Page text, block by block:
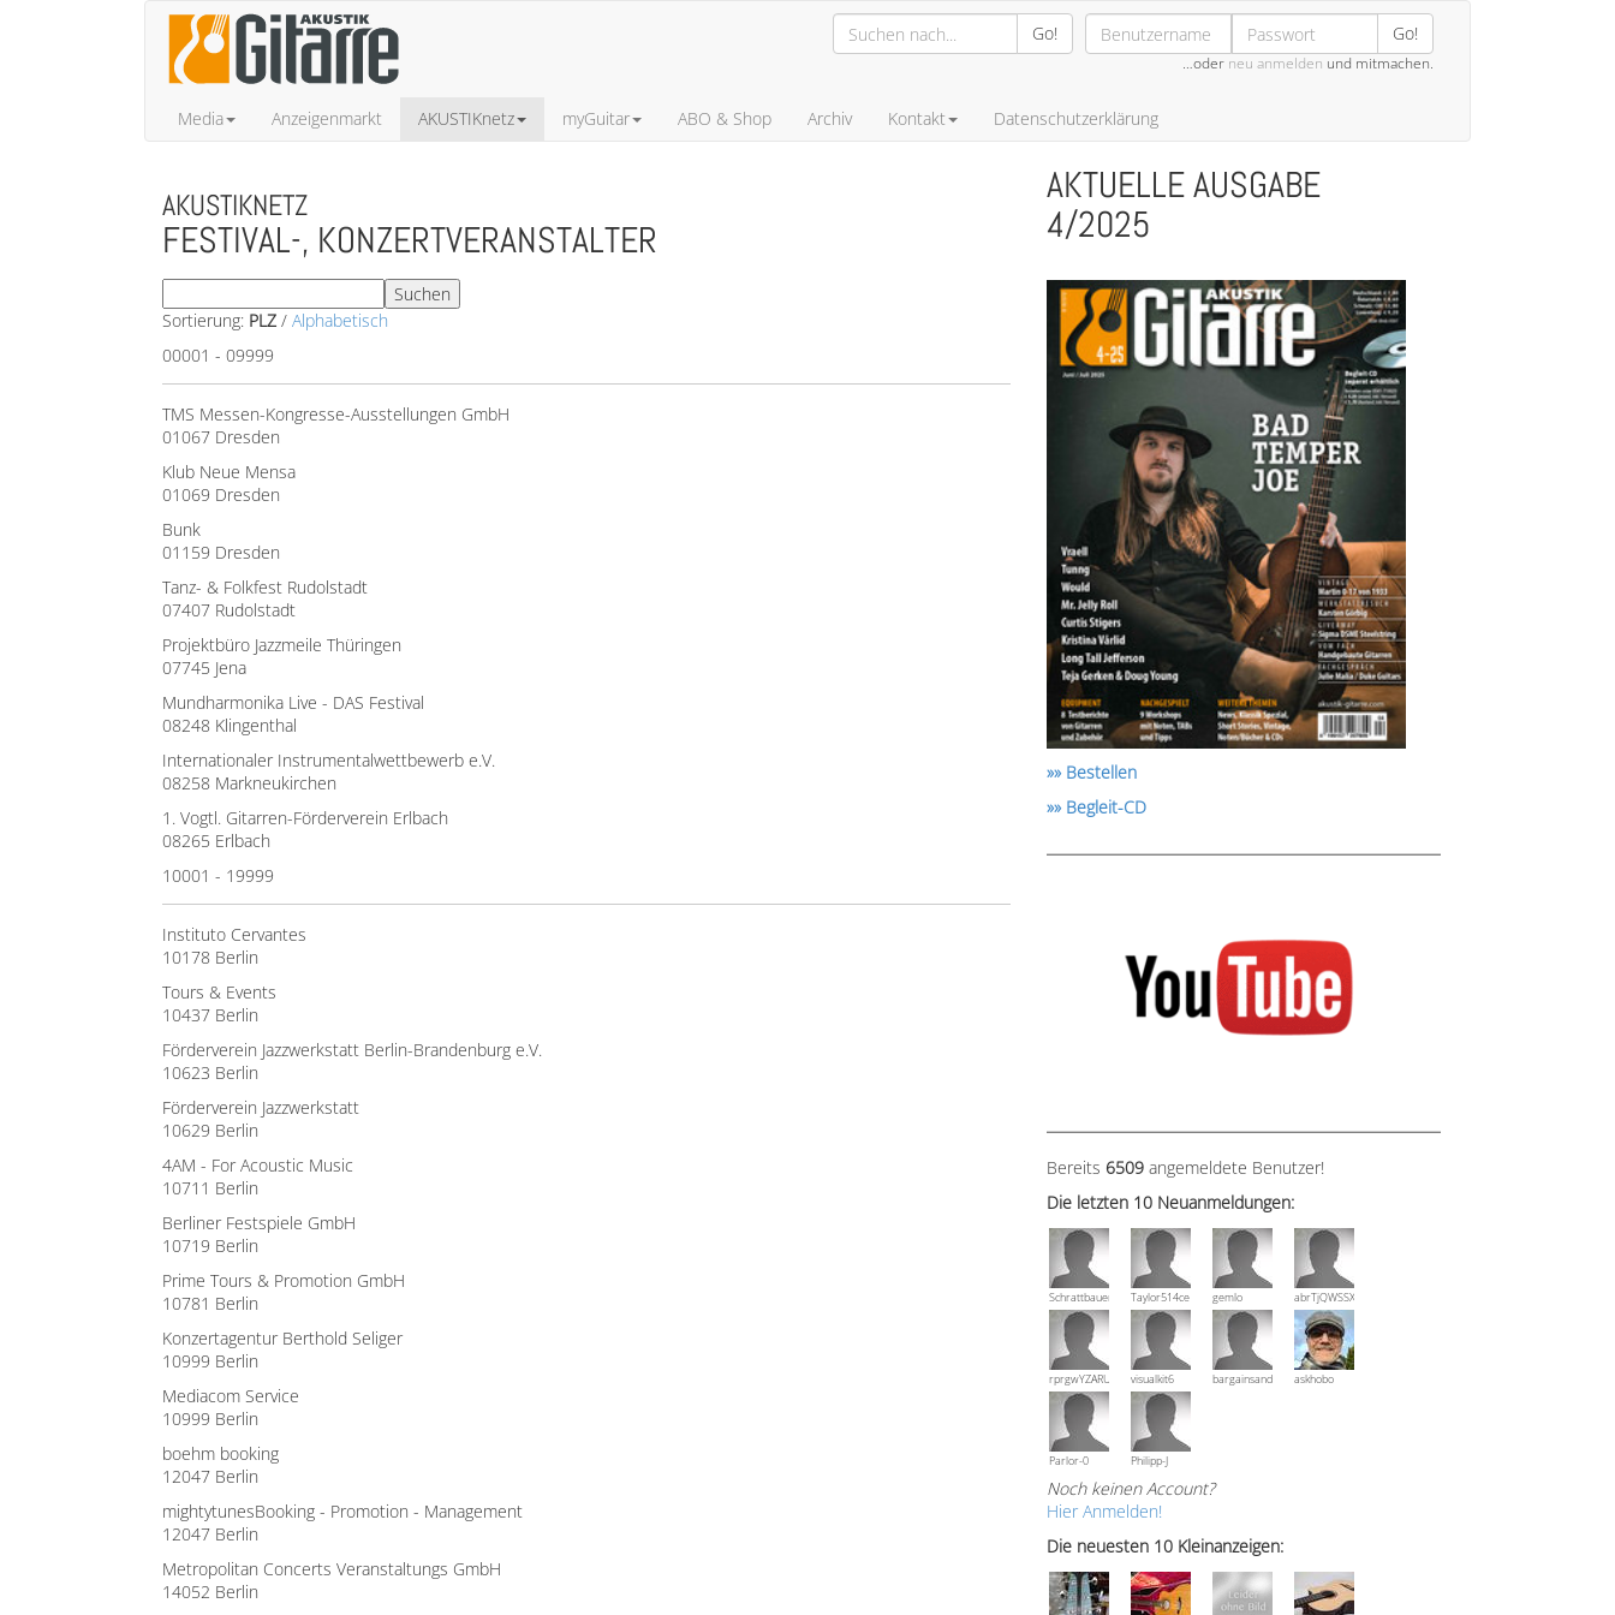
Go! Go!
…oder neu anmelden und mitmachen.
Media Anzeigenmarkt AKUSTIKnetz myGuitar ABO & Shop Archiv Kontakt Datenschutzerklärung
AKUSTIKNETZ
FESTIVAL-, KONZERTVERANSTALTER
Sortierung: PLZ / Alphabetisch
00001 - 09999
TMS Messen-Kongresse-Ausstellungen GmbH
01067 Dresden
Klub Neue Mensa
01069 Dresden
Bunk
01159 Dresden
Tanz- & Folkfest Rudolstadt
07407 Rudolstadt
Projektbüro Jazzmeile Thüringen
07745 Jena
Mundharmonika Live - DAS Festival
08248 Klingenthal
Internationaler Instrumentalwettbewerb e.V.
08258 Markneukirchen
1. Vogtl. Gitarren-Förderverein Erlbach
08265 Erlbach
10001 - 19999
Instituto Cervantes
10178 Berlin
Tours & Events
10437 Berlin
Förderverein Jazzwerkstatt Berlin-Brandenburg e.V.
10623 Berlin
Förderverein Jazzwerkstatt
10629 Berlin
4AM - For Acoustic Music
10711 Berlin
Berliner Festspiele GmbH
10719 Berlin
Prime Tours & Promotion GmbH
10781 Berlin
Konzertagentur Berthold Seliger
10999 Berlin
Mediacom Service
10999 Berlin
boehm booking
12047 Berlin
mightytunesBooking - Promotion - Management
12047 Berlin
Metropolitan Concerts Veranstaltungs GmbH
14052 Berlin
AKTUELLE AUSGABE
4/2025
»» Bestellen
»» Begleit-CD
Bereits 6509 angemeldete Benutzer!
Die letzten 10 Neuanmeldungen:
Schrattbauer Taylor514ce gemlo abrTjQWSSXuVznPolE
rprgwYZARUTZQyCWESpD
visualkit6 bargainsandmoreaskhobo
Parlor-0 Philipp-J
Noch keinen Account?
Hier Anmelden!
Die neuesten 10 Kleinanzeigen: